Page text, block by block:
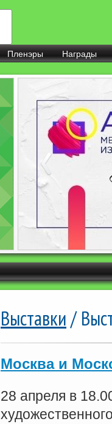
Пленэры Награды
Выставки/
Москва и
28 апреля в